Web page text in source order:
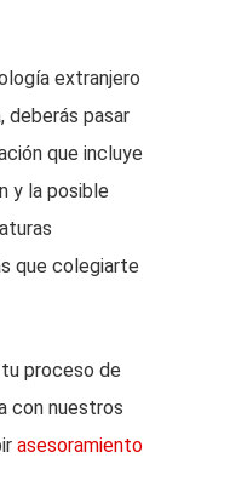
extranjero
deberás pasar
que incluye
y la posible
que colegiarte
proceso de
con nuestros
asesoramiento